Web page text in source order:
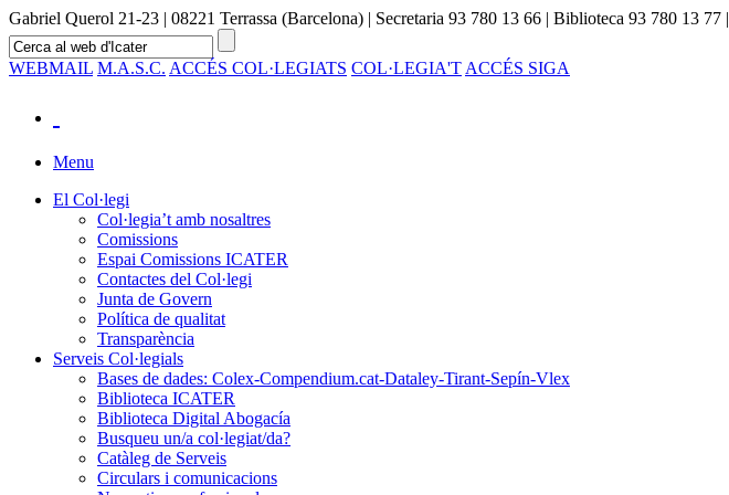
Gabriel Querol 21-23 | 08221 Terrassa (Barcelona) | Secretaria 93 780 13 66 | Biblioteca 93 780 13 77 |
WEBMAIL M.A.S.C. ACCÉS COL·LEGIATS COL·LEGIA'T ACCÉS SIGA
Menu
El Col·legi
Col·legia’t amb nosaltres
Comissions
Espai Comissions ICATER
Contactes del Col·legi
Junta de Govern
Política de qualitat
Transparència
Serveis Col·legials
Bases de dades: Colex-Compendium.cat-Dataley-Tirant-Sepín-Vlex
Biblioteca ICATER
Biblioteca Digital Abogacía
Busqueu un/a col·legiat/da?
Catàleg de Serveis
Circulars i comunicacions